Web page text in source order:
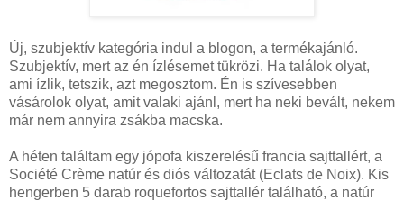
Új, szubjektív kategória indul a blogon, a termékajánló.
Szubjektív, mert az én ízlésemet tükrözi. Ha találok olyat,
ami ízlik, tetszik, azt megosztom. Én is szívesebben
vásárolok olyat, amit valaki ajánl, mert ha neki bevált, nekem
már nem annyira zsákba macska.
A héten találtam egy jópofa kiszerelésű francia sajttallért, a
Société Crème natúr és diós változatát (Eclats de Noix). Kis
hengerben 5 darab roquefortos sajttallér található, a natúr